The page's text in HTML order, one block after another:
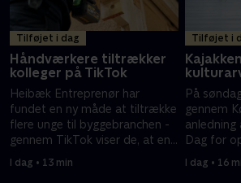
Tilføjet i dag
Håndværkere tiltrækker
kolleger på TikTok
Heibæk Entreprenør har
fundet en ny måde at tiltrække
flere unge til byggebranchen -
gennem TikTok viser de, at en
fællesskab og humor.
I dag • 13 min
Tilføjet i
På
gennem
Dag for
I dag • 16